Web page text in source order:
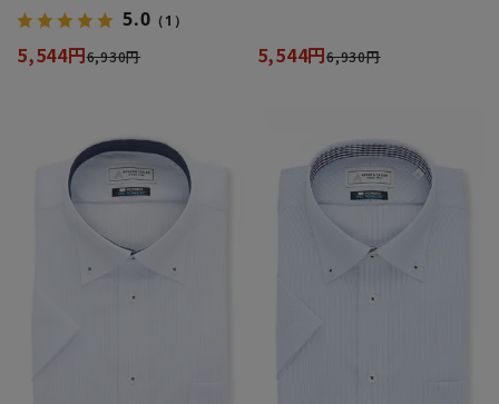
5.0 （1）
5,544円6,930円 5,544円6,930円